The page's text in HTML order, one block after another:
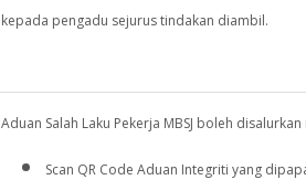
kepada pengadu sejurus tindakan diambil.
Aduan Salah Laku Pekerja MBSJ boleh
Scan QR Code Aduan Integriti yang